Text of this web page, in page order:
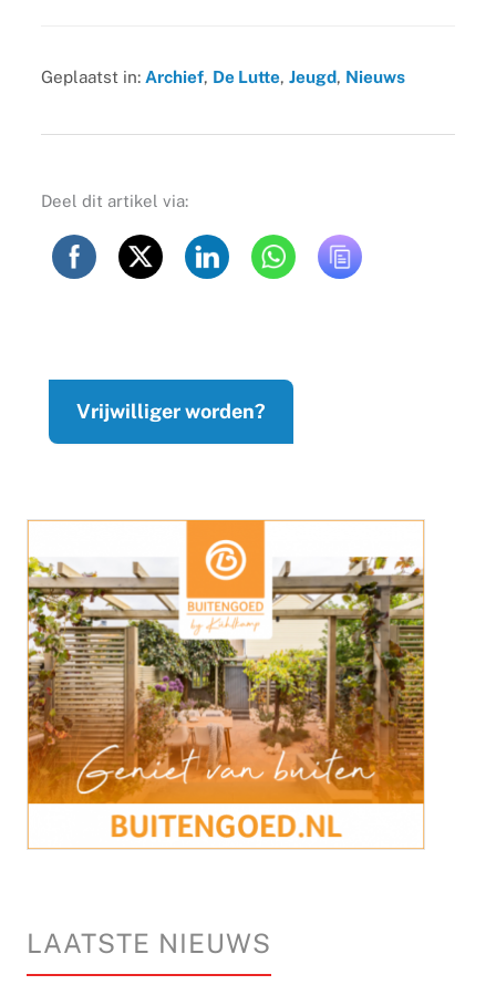
Geplaatst in: Archief, De Lutte, Jeugd, Nieuws
Deel dit artikel via:
Vrijwilliger worden?
LAATSTE NIEUWS